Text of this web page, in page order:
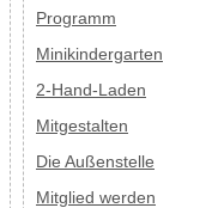
Programm
Minikindergarten
2-Hand-Laden
Mitgestalten
Die Außenstelle
Mitglied werden